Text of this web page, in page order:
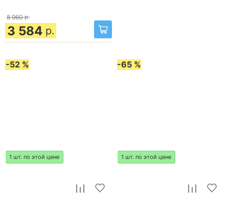
8 960 р.
3 584 р.
-52 %
1 шт. по этой цене
-65 %
1 шт. по этой цене